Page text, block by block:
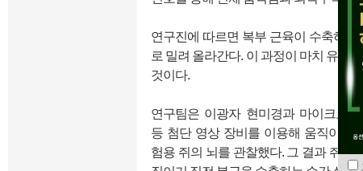
연구진에 따르면 복부 근육이 수축하
로 밀려 올라간다. 이 과정이 마치 유압
것이다.
연구팀은 이광자 현미경과 마이크로 CT
등 첨단 영상 장비를 이용해 움직이는
험용 쥐의 뇌를 관찰했다. 그 결과 쥐가